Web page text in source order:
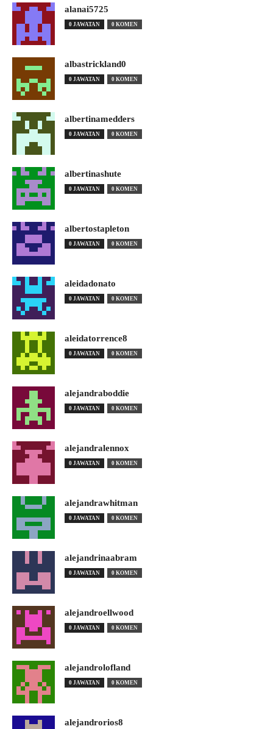
alanai5725
0 JAWATAN 0 KOMEN
albastrickland0
0 JAWATAN 0 KOMEN
albertinamedders
0 JAWATAN 0 KOMEN
albertinashute
0 JAWATAN 0 KOMEN
albertostapleton
0 JAWATAN 0 KOMEN
aleidadonato
0 JAWATAN 0 KOMEN
aleidatorrence8
0 JAWATAN 0 KOMEN
alejandraboddie
0 JAWATAN 0 KOMEN
alejandralennox
0 JAWATAN 0 KOMEN
alejandrawhitman
0 JAWATAN 0 KOMEN
alejandrinaabram
0 JAWATAN 0 KOMEN
alejandroellwood
0 JAWATAN 0 KOMEN
alejandrolofland
0 JAWATAN 0 KOMEN
alejandrorios8